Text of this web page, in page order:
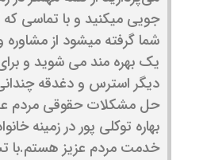
شما گرفته میشود از مشاوره
یک بهره مند می شوید و
دیگر استرس و دغدقه چندانی
حل مشکلات حقوقی مردم
خدمت مردم عزیز هستم.با